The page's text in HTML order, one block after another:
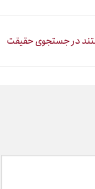
در جستجوی حقیقت